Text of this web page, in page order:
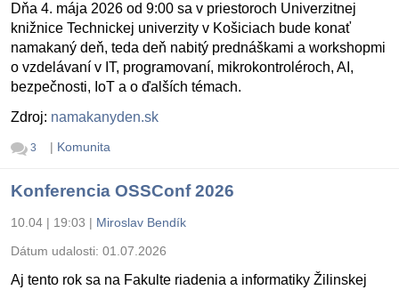
Dňa 4. mája 2026 od 9:00 sa v priestoroch Univerzitnej
knižnice Technickej univerzity v Košiciach bude konať
namakaný deň, teda deň nabitý prednáškami a workshopmi
o vzdelávaní v IT, programovaní, mikrokontroléroch, AI,
bezpečnosti, IoT a o ďalších témach.
Zdroj: namakanyden.sk
3 | Komunita
Konferencia OSSConf 2026
10.04 | 19:03 | Miroslav Bendík
Dátum udalosti: 01.07.2026
Aj tento rok sa na Fakulte riadenia a informatiky Žilinskej